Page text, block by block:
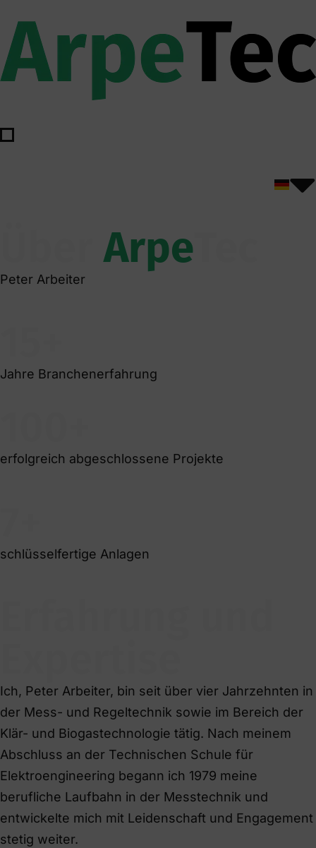
ÜberArpe
Peter Arbeiter
Jahre Branchenerfahrung
erfolgreich abgeschlossene Projekte
schlüsselfertige Anlagen
Ich, Peter Arbeiter, bin seit über vier Jahrzehnten in
der Mess- und Regeltechnik sowie im Bereich der
Klär- und Biogastechnologie tätig. Nach meinem
Abschluss an der Technischen Schule für
Elektroengineering begann ich 1979 meine
berufliche Laufbahn in der Messtechnik und
entwickelte mich mit Leidenschaft und Engagement
stetig weiter.